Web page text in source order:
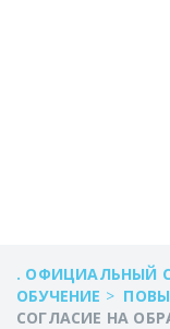
. ОФИЦИАЛЬНЫЙ
ОБУЧЕНИЕ >
СОГЛАСИЕ НА